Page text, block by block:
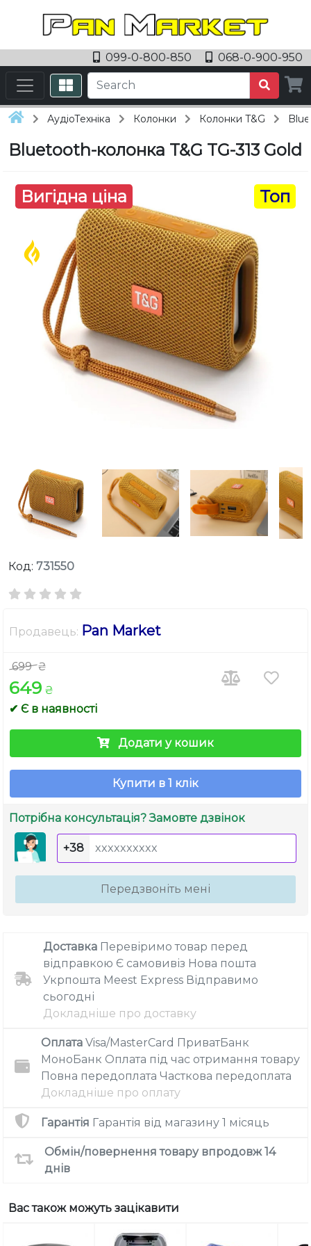
099-0-800-850 068-0-900-950
АудіоТехніка Колонки Колонки T&G
Bluetooth-колонка T&G TG-313 Gold
Вигідна ціна Топ
Код: 731550
Продавець: Pan Market
699 ₴
649 ₴
✔ Є в наявності
Додати у кошик
Купити в 1 клік
Потрібна консультація? Замовте дзвінок
+38
Передзвоніть мені
Доставка Перевіримо товар перед
відправкою Є самовивіз Нова пошта
Укрпошта Meest Express Відправимо
сьогодні
Докладніше про доставку
Оплата Visa/MasterCard ПриватБанк
МоноБанк Оплата під час отримання товару
Повна передоплата Часткова передоплата
Докладніше про оплату
Гарантія Гарантія від магазину 1 місяць
Обмін/повернення товару впродовж 14
днів
Вас також можуть зацікавити